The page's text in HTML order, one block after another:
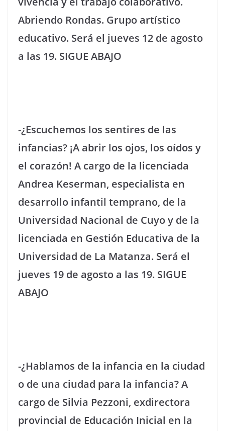
Abriendo Rondas. Grupo artístico
educativo. Será el jueves 12 de agosto
a las 19. SIGUE ABAJO
-¿Escuchemos los sentires de las
infancias? ¡A abrir los ojos, los oídos y
el corazón! A cargo de la licenciada
Andrea Keserman, especialista en
desarrollo infantil temprano, de la
Universidad Nacional de Cuyo y de la
licenciada en Gestión Educativa de la
Universidad de La Matanza. Será el
jueves 19 de agosto a las 19. SIGUE
ABAJO
-¿Hablamos de la infancia en la ciudad
o de una ciudad para la infancia? A
cargo de Silvia Pezzoni, exdirectora
provincial de Educación Inicial en la